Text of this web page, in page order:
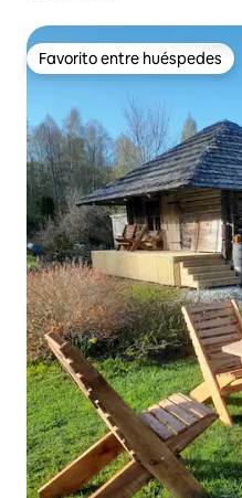
Favorito entre huéspedes
Favorito entre huéspedes